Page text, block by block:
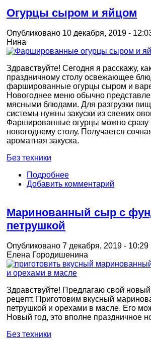
Огурцы сыром и яйцом
Опубликовано 10 декабря, 2019 -
Нина
Здравствуйте! Сегодня я расскажу,
праздничному столу освежающее
фаршированные огурцы сыром и
Новогоднее меню обычно
мясными блюдами. Для разгрузки
системы нужны закуски из свежих
Фаршированные огурцы можно сразу
новогоднему столу. Получается
ароматная закуска.
Без техники
Подробнее
Добавить комментарий
Маринованный сыр с
петрушкой
Опубликовано 7 декабря, 2019 - 10:29
Елена Городишенина
Здравствуйте! Предлагаю свой новый
рецепт. Приготовим вкусный
петрушкой и орехами в масле. Его
Новый год, это вполне праздничное
Без техники